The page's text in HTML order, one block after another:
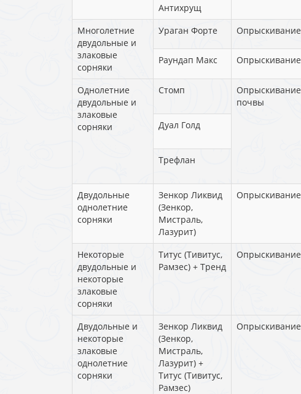
Антихрущ
Многолетние
двудольные и
злаковые
сорняки
Ураган Форте Опрыскивание
Раундап Макс Опрыскивание
Однолетние
двудольные и
злаковые
сорняки
Стомп
Опрыскивание
почвы
Дуал Голд
Трефлан
Двудольные
однолетние
сорняки
Зенкор Ликвид
(Зенкор,
Мистраль,
Лазурит)
Опрыскивание
Некоторые
двудольные и
некоторые
злаковые
сорняки
Титус (Тивитус,
Рамзес) + Тренд
Опрыскивание
Двудольные и
некоторые
злаковые
однолетние
сорняки
Зенкор Ликвид
(Зенкор,
Мистраль,
Лазурит) +
Титус (Тивитус,
Рамзес)
Опрыскивание